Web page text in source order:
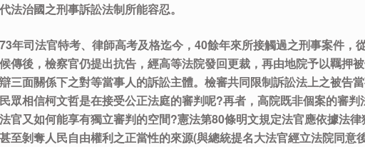
法治國之刑事訴訟法制所能容忍。
年司法官特考、律師高考及格迄今，40餘年來所接觸過之刑事案件，
傳後，檢察官仍提出抗告，經高等法院發回更裁，再由地院予以羈押
三面關係下之對等當事人的訴訟主體。檢審共同限制訴訟法上之被告
眾相信柯文哲是在接受公正法庭的審判呢?再者，高院既非個案的審
官又如何能享有獨立審判的空間?憲法第80條明文規定法官應依據法
至剝奪人民自由權利之正當性的來源(與總統提名大法官經立法院同意